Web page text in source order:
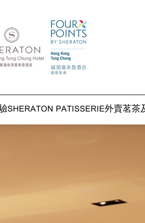
SHERATON PATISSERIE外賣茗茶